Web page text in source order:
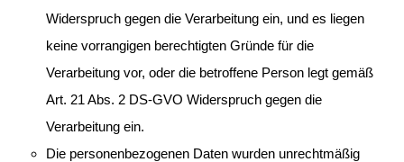
Widerspruch gegen die Verarbeitung ein, und es liegen
keine vorrangigen berechtigten Gründe für die
Verarbeitung vor, oder die betroffene Person legt gemäß
Art. 21 Abs. 2 DS-GVO Widerspruch gegen die
Verarbeitung ein.
Die personenbezogenen Daten wurden unrechtmäßig